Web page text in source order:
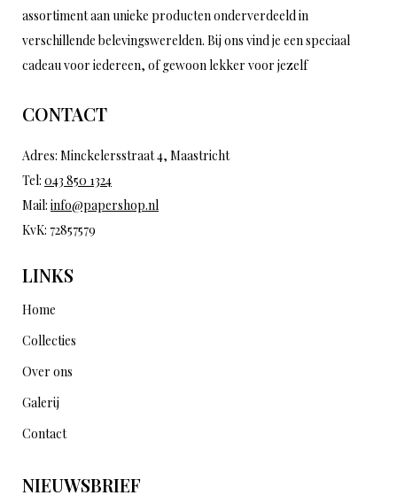
assortiment aan unieke producten onderverdeeld in
verschillende belevingswerelden. Bij ons vind je een speciaal
cadeau voor iedereen, of gewoon lekker voor jezelf
CONTACT
Adres: Minckelersstraat 4, Maastricht
Tel: 043 850 1324
Mail: info@papershop.nl
KvK: 72857579
LINKS
Home
Collecties
Over ons
Galerij
Contact
NIEUWSBRIEF